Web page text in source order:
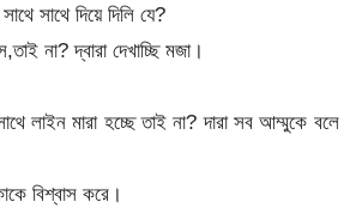
সাথে দিয়ে দিলি যে?
না? দ্বারা দেখাচ্ছি মজা।
লাইন মারা হচ্ছে তাই না? দারা সব আম্মুকে বলে
বিশ্বাস করে।